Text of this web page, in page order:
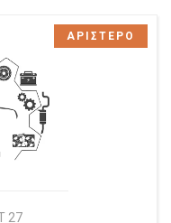
27
ΑΡΙΣΤΕΡΟ